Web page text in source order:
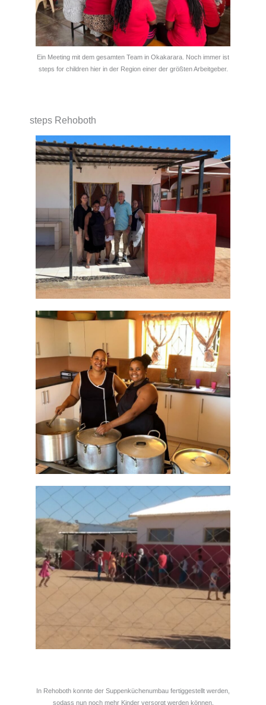
Ein Meeting mit dem gesamten Team in Okakarara. Noch immer ist
steps for children hier in der Region einer der größten Arbeitgeber.
steps Rehoboth
In Rehoboth konnte der Suppenküchenumbau fertiggestellt werden,
sodass nun noch mehr Kinder versorgt werden können.